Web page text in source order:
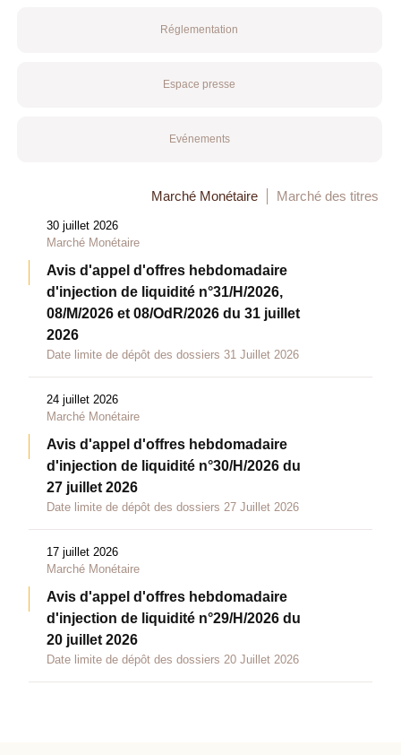
Réglementation
Espace presse
Evénements
Marché Monétaire Marché des titres
30 juillet 2026
Marché Monétaire
Avis d'appel d'offres hebdomadaire
d'injection de liquidité n°31/H/2026,
08/M/2026 et 08/OdR/2026 du 31 juillet
2026
Date limite de dépôt des dossiers 31 Juillet 2026
24 juillet 2026
Marché Monétaire
Avis d'appel d'offres hebdomadaire
d'injection de liquidité n°30/H/2026 du
27 juillet 2026
Date limite de dépôt des dossiers 27 Juillet 2026
17 juillet 2026
Marché Monétaire
Avis d'appel d'offres hebdomadaire
d'injection de liquidité n°29/H/2026 du
20 juillet 2026
Date limite de dépôt des dossiers 20 Juillet 2026